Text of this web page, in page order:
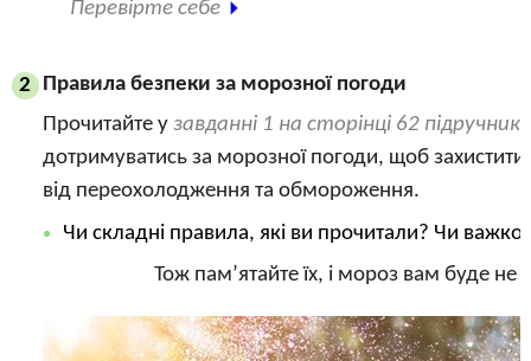
Перевірте себе
2
Правила безпеки за морозної погоди
Прочитайте у завданні 1 на сторінці 62 підручника
дотримуватись за морозної погоди, щоб
від переохолодження та обмороження.
Чи складні правила, які ви прочитали? Чи важко
Тож пам’ятайте їх, і мороз вам буде не